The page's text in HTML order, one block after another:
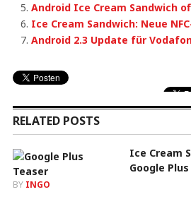
Android Ice Cream Sandwich
Ice Cream Sandwich: Neue
Android 2.3 Update für
RELATED POSTS
Ice Cream
Google
BY INGO